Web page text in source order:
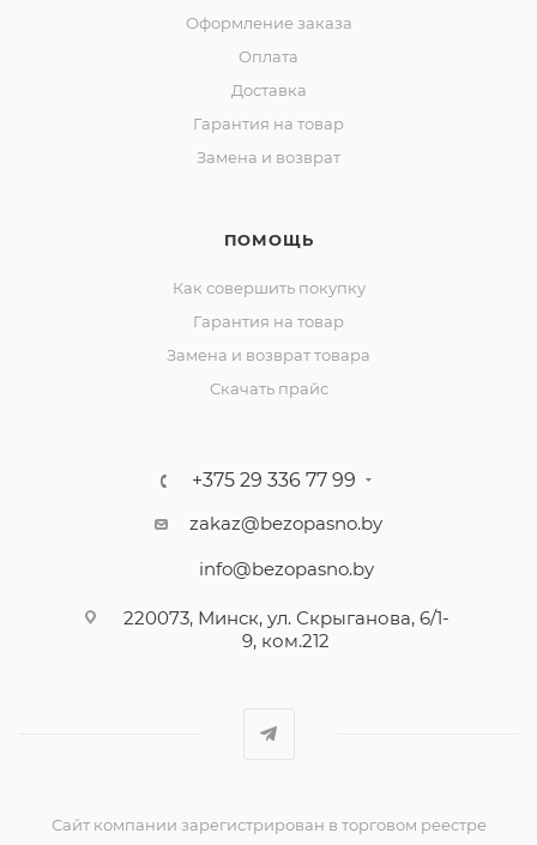
Оформление заказа
Оплата
Доставка
Гарантия на товар
Замена и возврат
ПОМОЩЬ
Как совершить покупку
Гарантия на товар
Замена и возврат товара
Скачать прайс
+375 29 336 77 99
zakaz@bezopasno.by
info@bezopasno.by
220073, Минск, ул. Скрыганова, 6/1-
9, ком.212
Сайт компании зарегистрирован в торговом реестре